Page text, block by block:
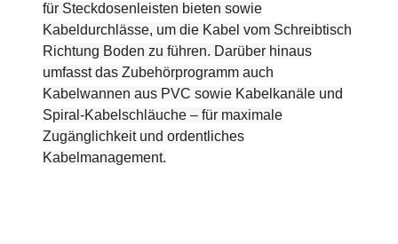
für Steckdosenleisten bieten sowie
Kabeldurchlässe, um die Kabel vom Schreibtisch
Richtung Boden zu führen. Darüber hinaus
umfasst das Zubehörprogramm auch
Kabelwannen aus PVC sowie Kabelkanäle und
Spiral-Kabelschläuche – für maximale
Zugänglichkeit und ordentliches
Kabelmanagement.